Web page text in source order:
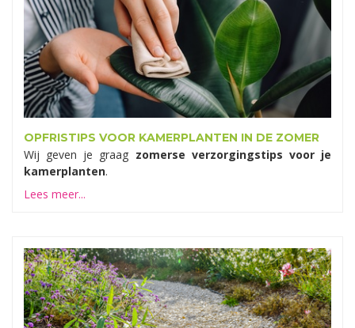
OPFRISTIPS VOOR KAMERPLANTEN IN DE ZOMER
Wij geven je graag zomerse verzorgingstips voor je
kamerplanten.
Lees meer...